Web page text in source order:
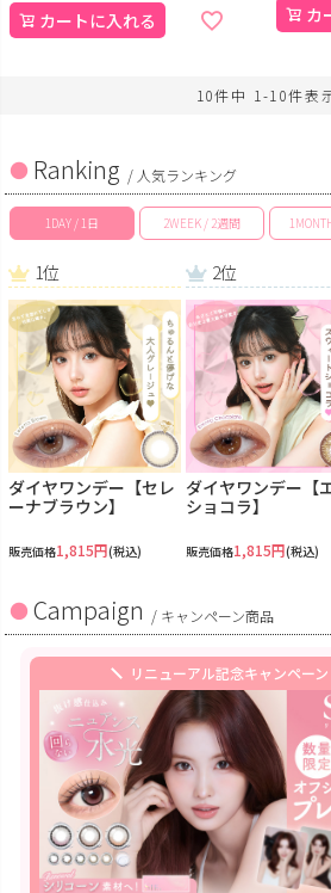
カートに入れる カ
10件中 1 -10件表
Ranking / 人気ランキング
1DAY / 1日 2WEEK / 2週間
1位
ダイヤワンデー【セレ
ーナブラウン】
販売価格1,815円(税込)
2位
ダイヤワンデー【
ショコラ】
販売価格1,815円(税込)
Campaign / キャンペーン商品
リニューアル記念キャンペーン